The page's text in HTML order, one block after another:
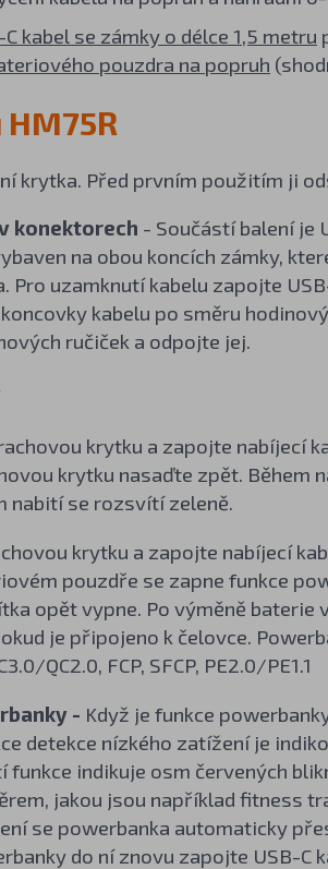
C kabel se zámky o délce 1,5 metru
pouzdra na popruh
krytka. Před prvním použitím ji
konektorech - Součástí balení je
na obou koncích zámky,
uzamknutí kabelu zapojte
kabelu po směru
ručiček a odpojte jej.
krytku a zapojte nabíjecí
krytku nasaďte zpět. Během
nabití se rozsvítí zeleně.
krytku a zapojte nabíjecí
pouzdře se zapne funkce
opět vypne. Po výměně baterie
je připojeno k čelovce.
QC2.0, FCP, SFCP, PE2.0/PE1.1
- Když je funkce
detekce nízkého zatížení je
indikuje osm červených
jakou jsou například fitness
se powerbanka automaticky
do ní znovu zapojte USB-C